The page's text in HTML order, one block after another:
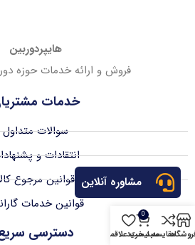
هایپردوربین
فروش و ارائه خدمات حوزه
خدمات
سوالات متداول
انتقادات و
قوانین مرجوع
قوانین خدمات
دسترسی
مشاوره آنلاین
مقایسه
0
سبد خرید
لیست علاقمندی